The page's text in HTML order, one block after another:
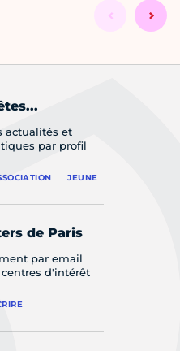
actualités et
par profil
JEUNE
de Paris
par email
d'intérêt